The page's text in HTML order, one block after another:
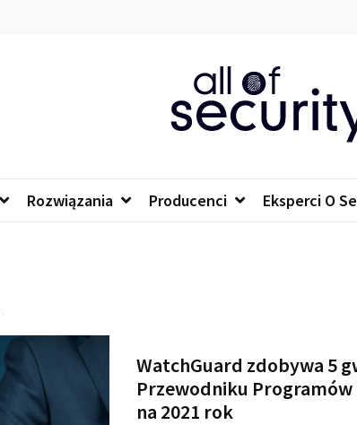
All of security
Rozwiązania Producenci Eksperci O
WatchGuard zdobywa 5
Przewodniku Programów
na 2021 rok